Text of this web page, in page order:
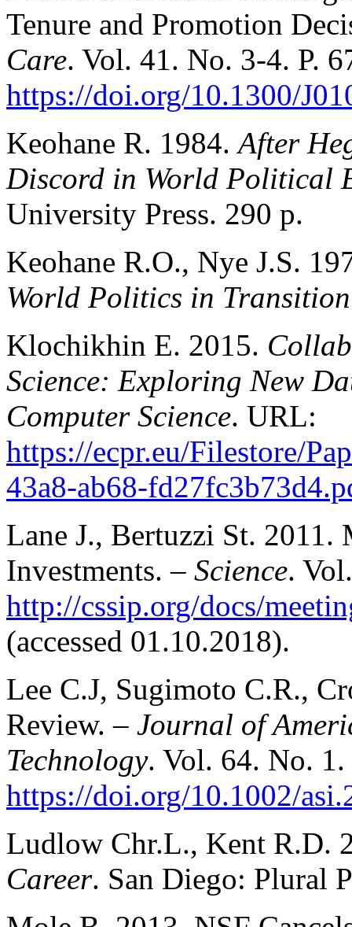
Tenure and Promotion
Care. Vol. 41. No. 3-4. P.
https://doi.org/10.1300/
Keohane R. 1984.After
Discord in World Political
University Press. 290 p.
Keohane R.O., Nye J.S.
World Politics in Transition
Klochikhin E. 2015.
Science: Exploring New
Computer Science. URL:
https://ecpr.eu/Filestore/
43a8-ab68-
Lane J., Bertuzzi St. 2011.
Investments. – Science.
http://cssip.org/docs/
(accessed 01.10.2018).
Lee C.J, Sugimoto C.R.,
Review. – Journal of
Technology. Vol. 64. No. 1.
https://doi.org/10.1002/
Ludlow Chr.L., Kent R.D.
Career. San Diego: Plural